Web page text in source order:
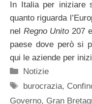
In Italia per iniziare
quanto riguarda
nel Regno Unito 207
paese dove però si
qui le aziende per
Categorie
Notizie
Tag
burocrazia,
Governo, Gran